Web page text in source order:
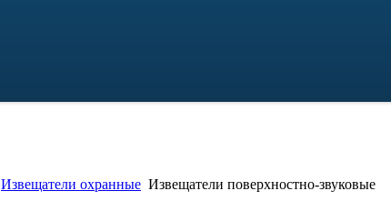
Извещатели охранные Извещатели поверхностно-звуковые